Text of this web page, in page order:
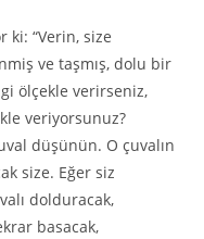
ki: “Verin, size
ve taşmış, dolu bir
ölçekle verirseniz,
veriyorsunuz?
düşünün. O çuvalın
size. Eğer siz
dolduracak,
basacak,